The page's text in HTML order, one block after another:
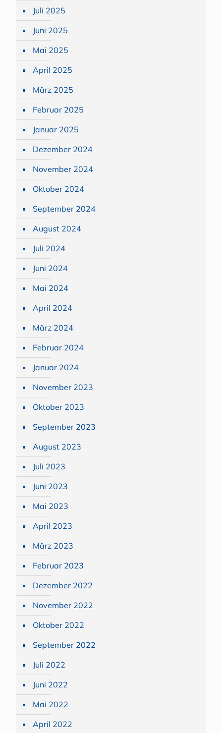
Juli 2025
Juni 2025
Mai 2025
April 2025
März 2025
Februar 2025
Januar 2025
Dezember 2024
November 2024
Oktober 2024
September 2024
August 2024
Juli 2024
Juni 2024
Mai 2024
April 2024
März 2024
Februar 2024
Januar 2024
November 2023
Oktober 2023
September 2023
August 2023
Juli 2023
Juni 2023
Mai 2023
April 2023
März 2023
Februar 2023
Dezember 2022
November 2022
Oktober 2022
September 2022
Juli 2022
Juni 2022
Mai 2022
April 2022